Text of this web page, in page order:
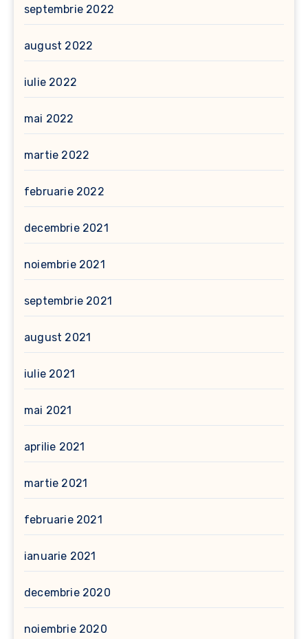
septembrie 2022
august 2022
iulie 2022
mai 2022
martie 2022
februarie 2022
decembrie 2021
noiembrie 2021
septembrie 2021
august 2021
iulie 2021
mai 2021
aprilie 2021
martie 2021
februarie 2021
ianuarie 2021
decembrie 2020
noiembrie 2020